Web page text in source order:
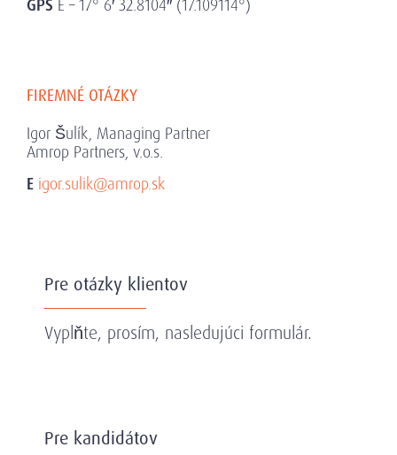
GPS E – 17° 6′ 32.8104″ (17.109114°)
FIREMNÉ OTÁZKY
Igor Šulík, Managing Partner
Amrop Partners, v.o.s.
E igor.sulik@amrop.sk
Pre otázky klientov
Vyplňte, prosím, nasledujúci formulár.
Pre kandidátov